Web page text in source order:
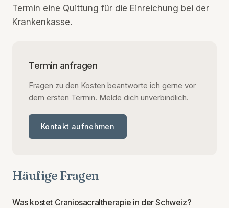
Termin eine Quittung für die Einreichung bei der
Krankenkasse.
Termin anfragen
Fragen zu den Kosten beantworte ich gerne vor
dem ersten Termin. Melde dich unverbindlich.
Kontakt aufnehmen
Häufige Fragen
Was kostet Craniosacraltherapie in der Schweiz?